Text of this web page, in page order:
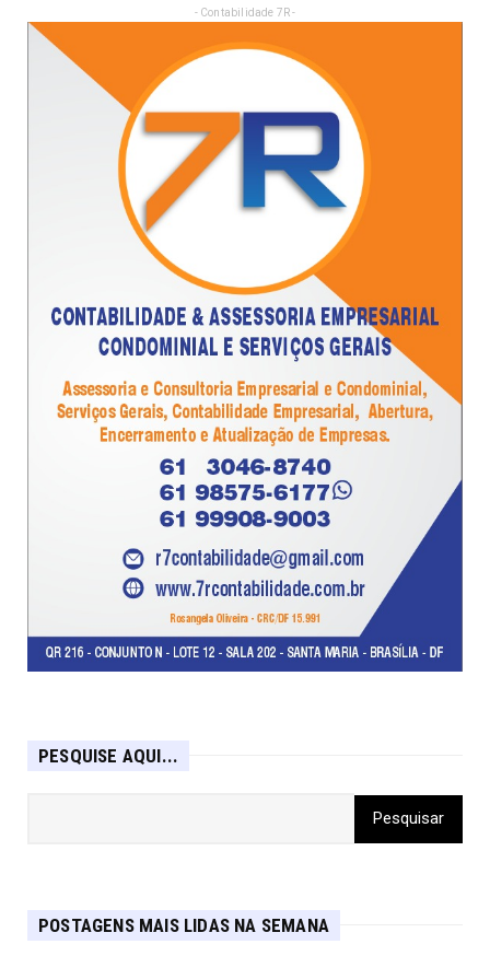
- Contabilidade 7R -
PESQUISE AQUI...
POSTAGENS MAIS LIDAS NA SEMANA